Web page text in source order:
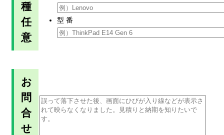
種
任
意
型 番
お
問
合
せ